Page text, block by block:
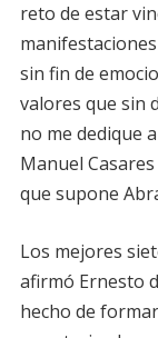
reto de estar
sin fin de
valores que sin
no me dedique
Manuel
que supone
Los mejores
afirmó Ernesto
hecho de